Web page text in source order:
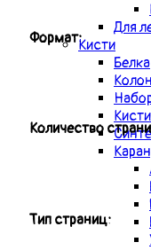
Для
Кисти
Белка
Формат:
Количество
Тип страниц: